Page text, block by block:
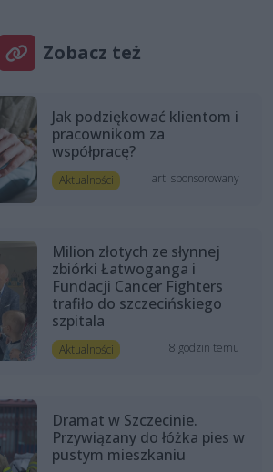
Zobacz też
Jak podziękować klientom i
pracownikom za
współpracę?
Aktualności art. sponsorowany
Milion złotych ze słynnej
zbiórki Łatwoganga i
Fundacji Cancer Fighters
trafiło do szczecińskiego
szpitala
Aktualności 8 godzin temu
Dramat w Szczecinie.
Przywiązany do łóżka pies w
pustym mieszkaniu